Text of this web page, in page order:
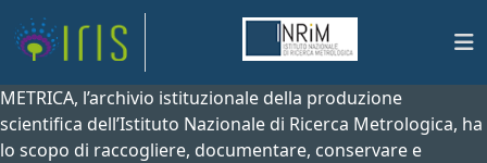
METRICA, l’archivio istituzionale della produzione
scientifica dell’Istituto Nazionale di Ricerca Metrologica, ha
lo scopo di raccogliere, documentare, conservare e